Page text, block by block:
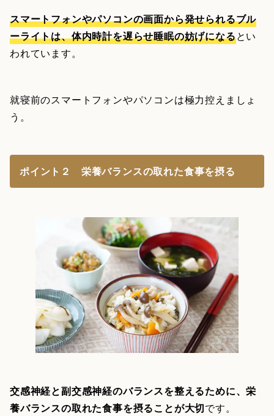
スマートフォンやパソコンの画面から発せられるブル
ーライトは、体内時計を遅らせ睡眠の妨げになるとい
われています。
就寝前のスマートフォンやパソコンは極力控えましょ
う。
ポイント２ 栄養バランスの取れた食事を摂る
交感神経と副交感神経のバランスを整えるために、栄
養バランスの取れた食事を摂ることが大切です。